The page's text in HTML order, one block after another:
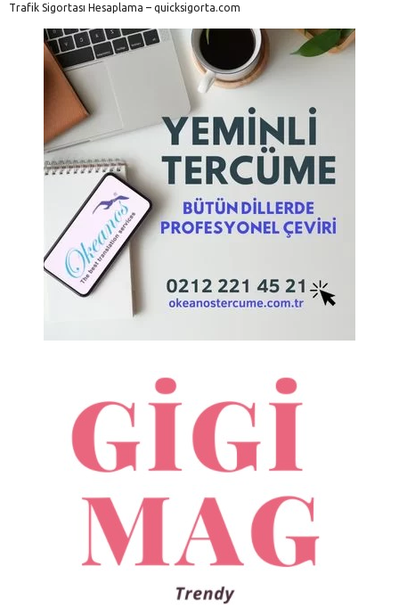
Trafik Sigortası Hesaplama – quicksigorta.com